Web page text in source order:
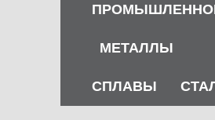
МЕТАЛЛЫ
СПЛАВЫ